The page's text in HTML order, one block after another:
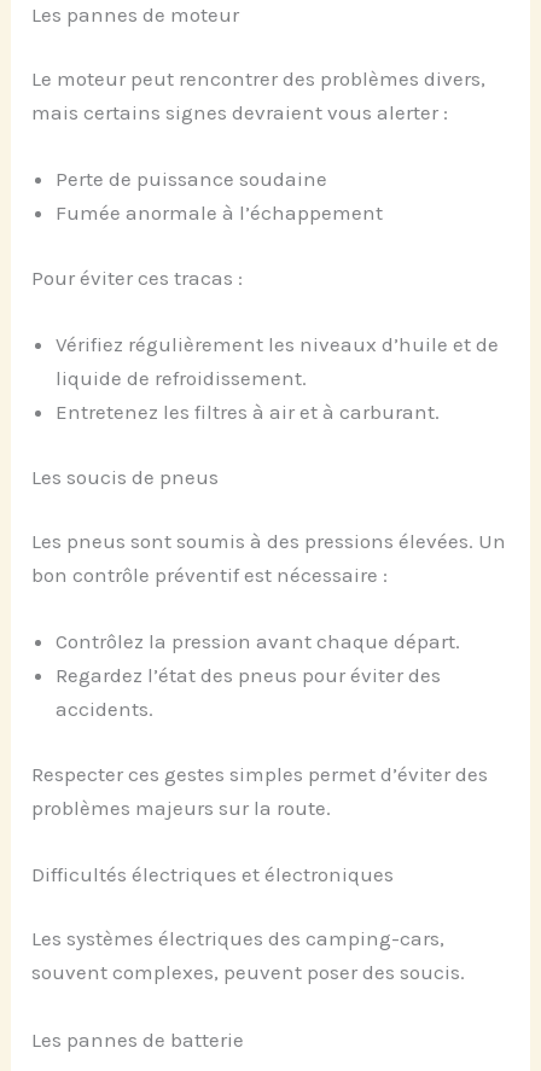
Les pannes de moteur
Le moteur peut rencontrer des problèmes divers,
mais certains signes devraient vous alerter :
Perte de puissance soudaine
Fumée anormale à l’échappement
Pour éviter ces tracas :
Vérifiez régulièrement les niveaux d’huile et de
liquide de refroidissement.
Entretenez les filtres à air et à carburant.
Les soucis de pneus
Les pneus sont soumis à des pressions élevées. Un
bon contrôle préventif est nécessaire :
Contrôlez la pression avant chaque départ.
Regardez l’état des pneus pour éviter des
accidents.
Respecter ces gestes simples permet d’éviter des
problèmes majeurs sur la route.
Difficultés électriques et électroniques
Les systèmes électriques des camping-cars,
souvent complexes, peuvent poser des soucis.
Les pannes de batterie